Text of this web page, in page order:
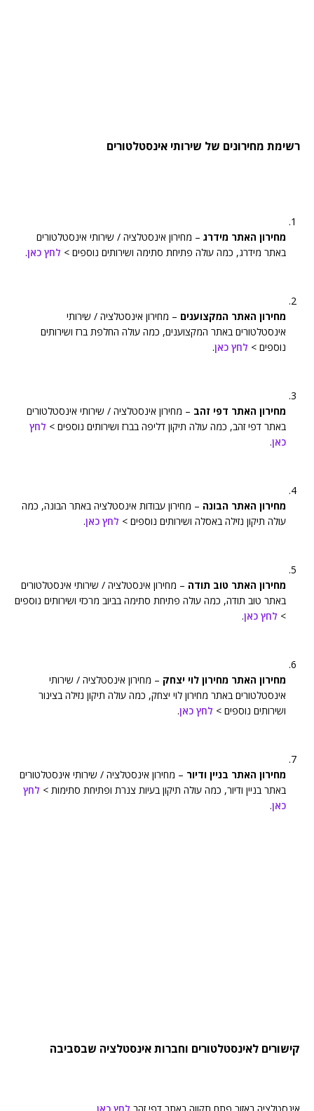
רשימת מחירונים של שירותי אינסטלטורים
מחירון האתר מידרג – מחירון אינסטלציה / שירותי אינסטלטורים
באתר מידרג, כמה עולה פתיחת סתימה ושירותים נוספים > לחץ כאן.
מחירון האתר המקצוענים – מחירון אינסטלציה / שירותי
אינסטלטורים באתר המקצוענים, כמה עולה החלפת ברז ושירותים
נוספים > לחץ כאן.
מחירון האתר דפי זהב – מחירון אינסטלציה / שירותי אינסטלטורים
באתר דפי זהב, כמה עולה תיקון דליפה בברז ושירותים נוספים > לחץ
כאן.
מחירון האתר הבונה – מחירון עבודות אינסטלציה באתר הבונה, כמה
עולה תיקון נזילה באסלה ושירותים נוספים > לחץ כאן.
מחירון האתר טוב תודה – מחירון אינסטלציה / שירותי אינסטלטורים
באתר טוב תודה, כמה עולה פתיחת סתימה בביוב מרכזי ושירותים נוספים
> לחץ כאן.
מחירון האתר מחירון לוי יצחק – מחירון אינסטלציה / שירותי
אינסטלטורים באתר מחירון לוי יצחק, כמה עולה תיקון נזילה בצינור
ושירותים נוספים > לחץ כאן.
מחירון האתר בניין ודיור – מחירון אינסטלציה / שירותי אינסטלטורים
באתר בניין ודיור, כמה עולה תיקון בעיות צנרת ופתיחת סתימות > לחץ
כאן.
קישורים לאינסטלטורים וחברות אינסטלציה שבסביבה